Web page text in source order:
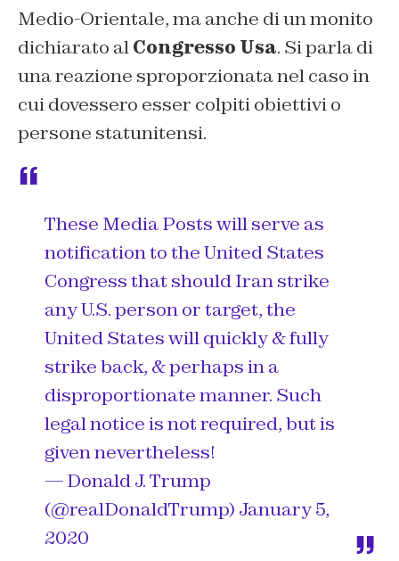
Medio-Orientale, ma anche di un monito
dichiarato alCongresso Usa. Si parla di
una reazione sproporzionata nel caso in
cui dovessero esser colpiti obiettivi o
persone statunitensi.
These Media Posts will serve as
notification to the United States
Congress that should Iran strike
any U.S. person or target, the
United States will quickly & fully
strike back, & perhaps in a
disproportionate manner. Such
legal notice is not required, but is
given nevertheless!
— Donald J. Trump
(@realDonaldTrump) January 5,
2020